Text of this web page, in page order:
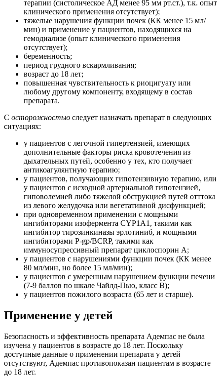
терапии (систолическое АД менее 95 мм рт.ст.), т.к. опыт
клинического применения отсутствует);
тяжелые нарушения функции почек (КК менее 15 мл/
мин) и применение у пациентов, находящихся на
гемодиализе (опыт клинического применения
отсутствует);
беременность;
период грудного вскармливания;
возраст до 18 лет;
повышенная чувствительность к риоцигуату или
любому другому компоненту, входящему в состав
препарата.
С осторожностью следует назначать препарат в следующих
ситуациях:
у пациентов с легочной гипертензией, имеющих
дополнительные факторы риска кровотечения из
дыхательных путей, особенно у тех, кто получает
антикоагулянтную терапию;
у пациентов, получающих гипотензивную терапию, или
у пациентов с исходной артериальной гипотензией,
гиповолемией либо тяжелой обструкцией путей отттока
из левого желудочка или вегетативной дисфункцией;
при одновременном применении с мощными
ингибиторами изофермента CYP1A1, такими как
ингибитор тирозинкиназы эрлотиниб, и мощными
ингибиторами P-gp/BCRP, такими как
иммуносупрессивный препарат циклоспорин А;
у пациентов с нарушениями функции почек (КК менее
80 мл/мин, но более 15 мл/мин);
у пациентов с умеренным нарушением функции печени
(7-9 баллов по шкале Чайлд-Пью, класс В);
у пациентов пожилого возраста (65 лет и старше).
Применение у детей
Безопасность и эффективность препарата Адемпас не была
изучена у пациентов в возрасте до 18 лет. Поскольку
доступные данные о применении препарата у детей
отсутствуют, Адемпас противопоказан пациентам в возрасте
до 18 лет.